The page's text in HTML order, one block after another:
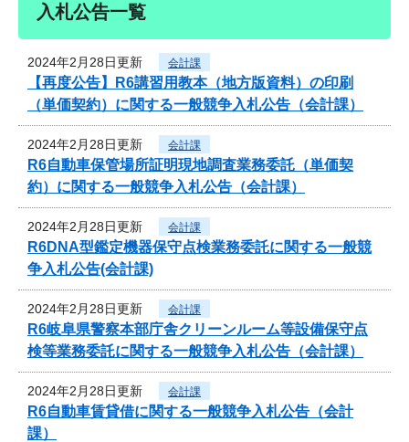
入札公告一覧
2024年2月28日更新 会計課
【再度公告】R6講習用教本（地方版資料）の印刷
（単価契約）に関する一般競争入札公告（会計課）
2024年2月28日更新 会計課
R6自動車保管場所証明現地調査業務委託（単価契
約）に関する一般競争入札公告（会計課）
2024年2月28日更新 会計課
R6DNA型鑑定機器保守点検業務委託に関する一般競
争入札公告(会計課)
2024年2月28日更新 会計課
R6岐阜県警察本部庁舎クリーンルーム等設備保守点
検等業務委託に関する一般競争入札公告（会計課）
2024年2月28日更新 会計課
R6自動車賃貸借に関する一般競争入札公告（会計
課）